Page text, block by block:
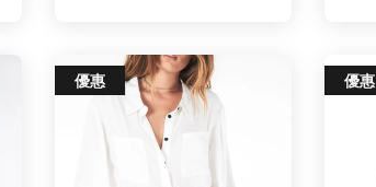
優惠 優惠